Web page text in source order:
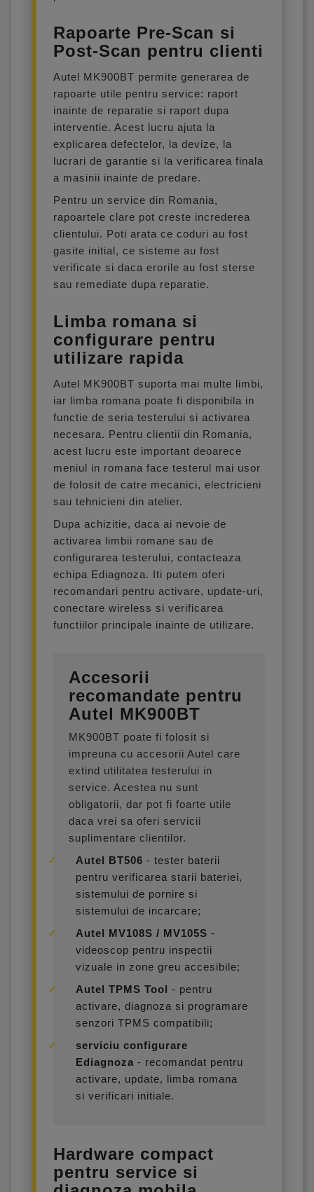
Rapoarte Pre-Scan si
Post-Scan pentru clienti
Autel MK900BT permite generarea de
rapoarte utile pentru service: raport
inainte de reparatie si raport dupa
interventie. Acest lucru ajuta la
explicarea defectelor, la devize, la
lucrari de garantie si la verificarea finala
a masinii inainte de predare.
Pentru un service din Romania,
rapoartele clare pot creste increderea
clientului. Poti arata ce coduri au fost
gasite initial, ce sisteme au fost
verificate si daca erorile au fost sterse
sau remediate dupa reparatie.
Limba romana si
configurare pentru
utilizare rapida
Autel MK900BT suporta mai multe limbi,
iar limba romana poate fi disponibila in
functie de seria testerului si activarea
necesara. Pentru clientii din Romania,
acest lucru este important deoarece
meniul in romana face testerul mai usor
de folosit de catre mecanici, electricieni
sau tehnicieni din atelier.
Dupa achizitie, daca ai nevoie de
activarea limbii romane sau de
configurarea testerului, contacteaza
echipa Ediagnoza. Iti putem oferi
recomandari pentru activare, update-uri,
conectare wireless si verificarea
functiilor principale inainte de utilizare.
Accesorii
recomandate pentru
Autel MK900BT
MK900BT poate fi folosit si
impreuna cu accesorii Autel care
extind utilitatea testerului in
service. Acestea nu sunt
obligatorii, dar pot fi foarte utile
daca vrei sa oferi servicii
suplimentare clientilor.
Autel BT506 - tester baterii
pentru verificarea starii bateriei,
sistemului de pornire si
sistemului de incarcare;
Autel MV108S / MV105S -
videoscop pentru inspectii
vizuale in zone greu accesibile;
Autel TPMS Tool - pentru
activare, diagnoza si programare
senzori TPMS compatibili;
serviciu configurare
Ediagnoza - recomandat pentru
activare, update, limba romana
si verificari initiale.
Hardware compact
pentru service si